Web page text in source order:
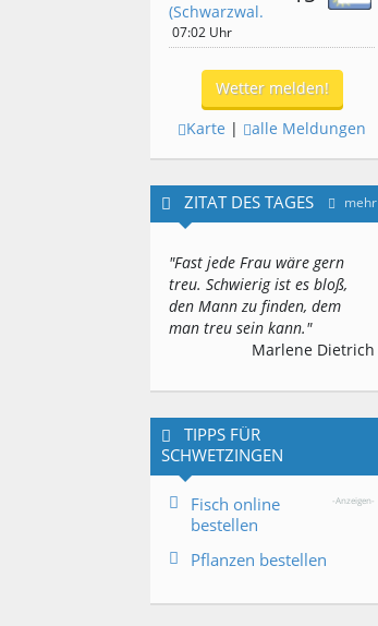
(Schwarzwal.
07:02 Uhr
Wetter melden!
Karte | alle Meldungen
mehr
ZITAT DES TAGES
"Fast jede Frau wäre gern
treu. Schwierig ist es bloß,
den Mann zu finden, dem
man treu sein kann."
Marlene Dietrich
TIPPS FÜR
SCHWETZINGEN
-Anzeigen-
Fisch online
bestellen
Pflanzen bestellen